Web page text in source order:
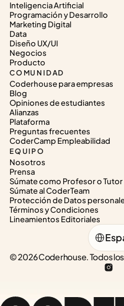
Inteligencia Artificial
Programación y Desarrollo
Marketing Digital
Data
Diseño UX/UI
Negocios
Producto
COMUNIDAD
Coderhouse para empresas
Blog
Opiniones de estudiantes
Alianzas
Plataforma
Preguntas frecuentes
CoderCamp Empleabilidad
EQUIPO
Nosotros
Prensa
Súmate como Profesor o Tutor
Súmate al CoderTeam
Protección de Datos
Términos y Condiciones
Lineamientos Editoriales
Select
© 2026 Coderhouse. Todos